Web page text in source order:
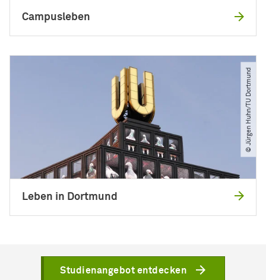
Campusleben
© Jürgen Huhn​/​TU Dortmund
Leben in Dortmund
Studienangebot entdecken